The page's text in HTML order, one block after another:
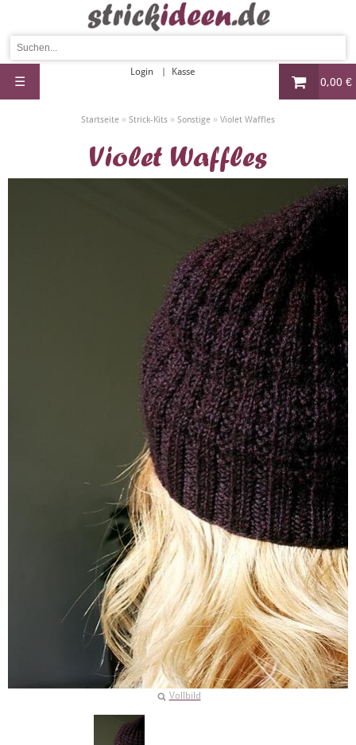
0,00 €
Login Kasse
☰
Startseite » Strick-Kits » Sonstige » Violet Waffles
Violet Waffles
Vollbild